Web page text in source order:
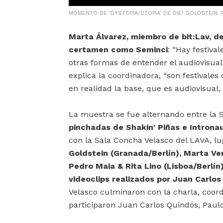
MOMENTO DE ‘DYSTOPIA/UTOPIA’ DE DIE! GOLDSTEIN.
Marta Álvarez, miembro de bit:Lav,
certamen como Seminci: “Hay
otras formas de entender el
explica la coordinadora, “son
en realidad la base, que es
La muestra se fue alternando entre la
pinchadas de Shakin' Piñas e
con la Sala Concha Velasco del LAVA,
Goldstein (Granada/Berlín), Marta
Pedro Maia & Rita Lino (Lisboa/
videoclips realizados por Juan Carlos
Velasco culminaron con la charla,
participaron Juan Carlos Quindós,